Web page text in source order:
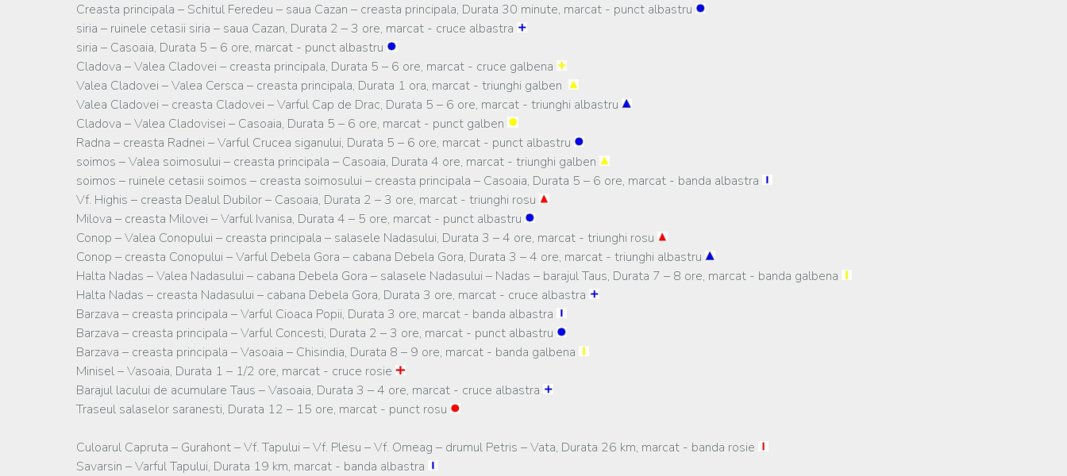
Creasta principala – Schitul Feredeu – saua Cazan – creasta principala, Durata 30 minute, marcat - punct albastru
siria – ruinele cetasii siria – saua Cazan, Durata 2 – 3 ore, marcat - cruce albastra
siria – Casoaia, Durata 5 – 6 ore, marcat - punct albastru
Cladova – Valea Cladovei – creasta principala, Durata 5 – 6 ore, marcat - cruce galbena
Valea Cladovei – Valea Cersca – creasta principala, Durata 1 ora, marcat - triunghi galben
Valea Cladovei – creasta Cladovei – Varful Cap de Drac, Durata 5 – 6 ore, marcat - triunghi albastru
Cladova – Valea Cladovisei – Casoaia, Durata 5 – 6 ore, marcat - punct galben
Radna – creasta Radnei – Varful Crucea siganului, Durata 5 – 6 ore, marcat - punct albastru
soimos – Valea soimosului – creasta principala – Casoaia, Durata 4 ore, marcat - triunghi galben
soimos – ruinele cetasii soimos – creasta soimosului – creasta principala – Casoaia, Durata 5 – 6 ore, marcat - banda albastra
Vf. Highis – creasta Dealul Dubilor – Casoaia, Durata 2 – 3 ore, marcat - triunghi rosu
Milova – creasta Milovei – Varful Ivanisa, Durata 4 – 5 ore, marcat - punct albastru
Conop – Valea Conopului – creasta principala – salasele Nadasului, Durata 3 – 4 ore, marcat - triunghi rosu
Conop – creasta Conopului – Varful Debela Gora – cabana Debela Gora, Durata 3 – 4 ore, marcat - triunghi albastru
Halta Nadas – Valea Nadasului – cabana Debela Gora – salasele Nadasului – Nadas – barajul Taus, Durata 7 – 8 ore, marcat - banda galbena
Halta Nadas – creasta Nadasului – cabana Debela Gora, Durata 3 ore, marcat - cruce albastra
Barzava – creasta principala – Varful Cioaca Popii, Durata 3 ore, marcat - banda albastra
Barzava – creasta principala – Varful Concesti, Durata 2 – 3 ore, marcat - punct albastru
Barzava – creasta principala – Vasoaia – Chisindia, Durata 8 – 9 ore, marcat - banda galbena
Minisel – Vasoaia, Durata 1 – 1/2 ore, marcat - cruce rosie
Barajul lacului de acumulare Taus – Vasoaia, Durata 3 – 4 ore, marcat - cruce albastra
Traseul salaselor saranesti, Durata 12 – 15 ore, marcat - punct rosu
Culoarul Capruta – Gurahont – Vf. Tapului – Vf. Plesu – Vf. Omeag – drumul Petris – Vata, Durata 26 km, marcat - banda rosie
Savarsin – Varful Tapului, Durata 19 km, marcat - banda albastra